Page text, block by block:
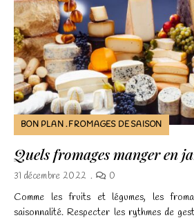
BON PLAN FROMAGES DE SAISON
Quels fromages manger en
31 décembre 2022 0
Comme les fruits et légumes, les
saisonnalité. Respecter les rythmes de